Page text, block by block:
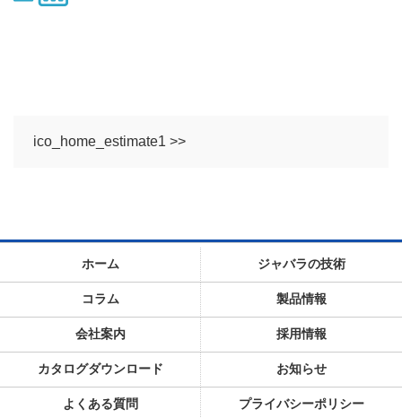
ico_home_estimate1 >>
ホーム ジャバラの技術
コラム 製品情報
会社案内 採用情報
カタログダウンロード お知らせ
よくある質問 プライバシーポリシー